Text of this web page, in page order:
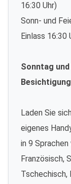
16:30 Uhr)
Sonn- und
Einlass 16:30
Sonntag
Laden Sie
eigenes
in 9
Französisch,
Tschechisch,